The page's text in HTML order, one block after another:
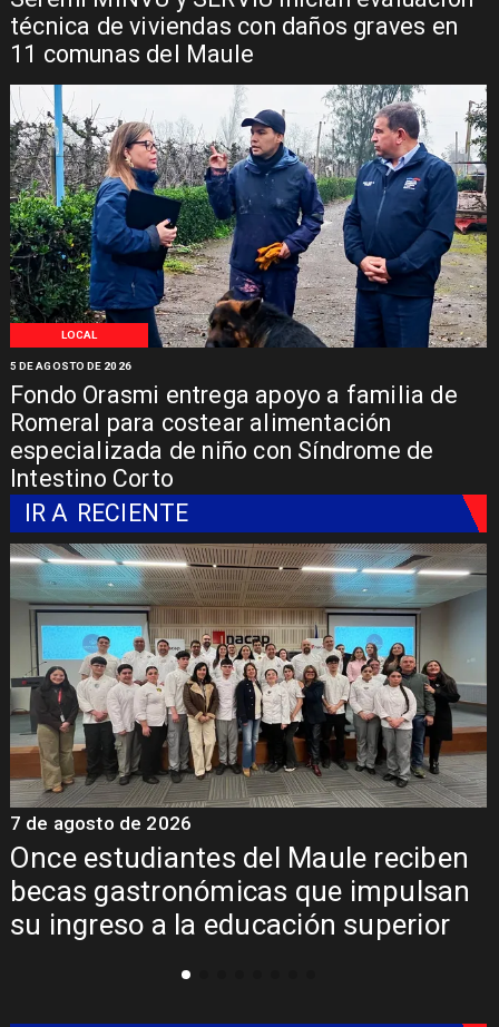
técnica de viviendas con daños graves en
11 comunas del Maule
LOCAL
Fondo Orasmi entrega apoyo a familia de
Romeral para costear alimentación
especializada de niño con Síndrome de
Intestino Corto
5 DE AGOSTO DE 2026
IR A RECIENTE
Álvarez-Salamanca lidera la apuesta
regional para consolidar el Paso
Pehuenche como alternativa a Los
7 de agosto de 2026